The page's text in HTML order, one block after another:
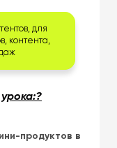
для
контента,
продуктов в